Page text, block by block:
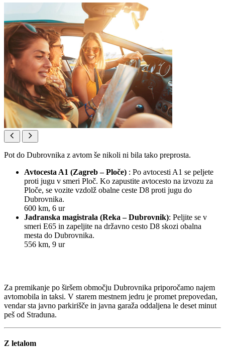
Pot do Dubrovnika z avtom še nikoli ni bila tako preprosta.
Avtocesta A1 (Zagreb – Ploče) : Po avtocesti A1 se peljete
proti jugu v smeri Ploč. Ko zapustite avtocesto na izvozu za
Ploče, se vozite vzdolž obalne ceste D8 proti jugu do
Dubrovnika.
600 km, 6 ur
Jadranska magistrala (Reka – Dubrovnik): Peljite se v
smeri E65 in zapeljite na državno cesto D8 skozi obalna
mesta do Dubrovnika.
556 km, 9 ur
Za premikanje po širšem območju Dubrovnika priporočamo najem
avtomobila in taksi. V starem mestnem jedru je promet prepovedan,
vendar sta javno parkirišče in javna garaža oddaljena le deset minut
peš od Straduna.
Z letalom